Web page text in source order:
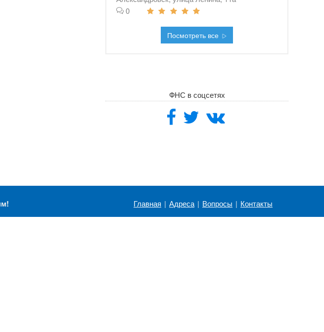
0
Посмотреть все
ФНС в соцсетях
Главная | Адреса | Вопросы | Контакты